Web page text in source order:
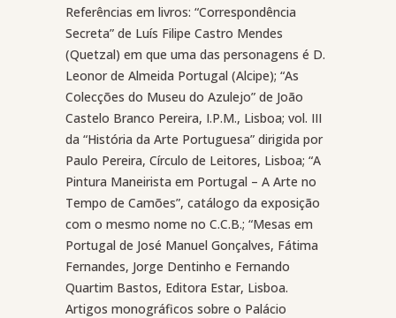
Referências em livros: “Correspondência
Secreta” de Luís Filipe Castro Mendes
(Quetzal) em que uma das personagens é D.
Leonor de Almeida Portugal (Alcipe); “As
Colecções do Museu do Azulejo” de João
Castelo Branco Pereira, I.P.M., Lisboa; vol. III
da “História da Arte Portuguesa” dirigida por
Paulo Pereira, Círculo de Leitores, Lisboa; “A
Pintura Maneirista em Portugal – A Arte no
Tempo de Camões”, catálogo da exposição
com o mesmo nome no C.C.B.; “Mesas em
Portugal de José Manuel Gonçalves, Fátima
Fernandes, Jorge Dentinho e Fernando
Quartim Bastos, Editora Estar, Lisboa.
Artigos monográficos sobre o Palácio